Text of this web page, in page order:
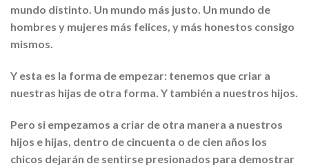
mundo distinto. Un mundo más justo. Un mundo de
hombres y mujeres más felices, y más honestos consigo
mismos.
Y esta es la forma de empezar: tenemos que criar a
nuestras hijas de otra forma. Y también a nuestros hijos.
Pero si empezamos a criar de otra manera a nuestros
hijos e hijas, dentro de cincuenta o de cien años los
chicos dejarán de sentirse presionados para demostrar